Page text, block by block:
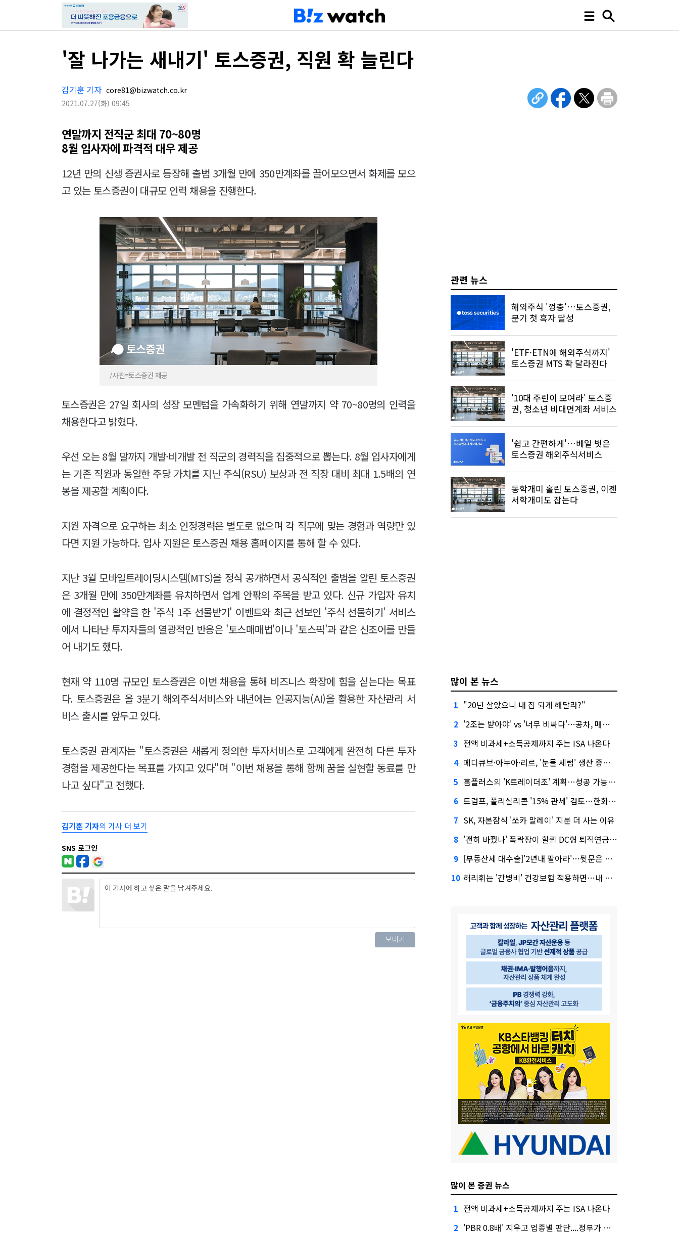
'잘 나가는 새내기' 토스증권, 직원 확 늘린다
김기훈 기자 core81@bizwatch.co.kr
2021.07.27(화) 09:45
연말까지 전직군 최대 70~80명
8월 입사자에 파격적 대우 제공
12년 만의 신생 증권사로 등장해 출범 3개월 만에 350만계좌를 끌어모으면서 화제를 모으
고 있는 토스증권이 대규모 인력 채용을 진행한다.
/사진=토스증권 제공
토스증권은 27일 회사의 성장 모멘텀을 가속화하기 위해 연말까지 약 70~80명의 인력을
채용한다고 밝혔다.
우선 오는 8월 말까지 개발·비개발 전 직군의 경력직을 집중적으로 뽑는다. 8월 입사자에게
는 기존 직원과 동일한 주당 가치를 지닌 주식(RSU) 보상과 전 직장 대비 최대 1.5배의 연
봉을 제공할 계획이다.
지원 자격으로 요구하는 최소 인정경력은 별도로 없으며 각 직무에 맞는 경험과 역량만 있
다면 지원 가능하다. 입사 지원은 토스증권 채용 홈페이지를 통해 할 수 있다.
지난 3월 모바일트레이딩시스템(MTS)을 정식 공개하면서 공식적인 출범을 알린 토스증권
은 3개월 만에 350만계좌를 유치하면서 업계 안팎의 주목을 받고 있다. 신규 가입자 유치
에 결정적인 활약을 한 '주식 1주 선물받기' 이벤트와 최근 선보인 '주식 선물하기' 서비스
에서 나타난 투자자들의 열광적인 반응은 '토스매매법'이나 '토스픽'과 같은 신조어를 만들
어 내기도 했다.
현재 약 110명 규모인 토스증권은 이번 채용을 통해 비즈니스 확장에 힘을 싣는다는 목표
다. 토스증권은 올 3분기 해외주식서비스와 내년에는 인공지능(AI)을 활용한 자산관리 서
비스 출시를 앞두고 있다.
토스증권 관계자는 "토스증권은 새롭게 정의한 투자서비스로 고객에게 완전히 다른 투자
경험을 제공한다는 목표를 가지고 있다"며 "이번 채용을 통해 함께 꿈을 실현할 동료를 만
나고 싶다"고 전했다.
김기훈 기자의 기사 더 보기
SNS 로그인
관련 뉴스
해외주식 '껑충'…토스증권,
분기 첫 흑자 달성
'ETF·ETN에 해외주식까지'
토스증권 MTS 확 달라진다
'10대 주린이 모여라' 토스증
권, 청소년 비대면계좌 서비스
'쉽고 간편하게'…베일 벗은
토스증권 해외주식서비스
동학개미 홀린 토스증권, 이젠
서학개미도 잡는다
많이 본 뉴스
1 "20년 살았으니 내 집 되게 해달라?"
2 '2조는 받아야' vs '너무 비싸다'…공차, 매각 성공할까
3 전액 비과세+소득공제까지 주는 ISA 나온다
4 메디큐브·아누아·리르, '눈물 세럼' 생산 중단한다
5 홈플러스의 'K트레이더조' 계획…성공 가능성은 '글쎄'
6 트럼프, 폴리실리콘 '15% 관세' 검토…한화큐셀·OCI 영향은?
7 SK, 자본잠식 '쏘카 말레이' 지분 더 사는 이유
8 '괜히 바꿨나' 폭락장이 할퀸 DC형 퇴직연금…전문가 조언은
9 [부동산세 대수술]'2년내 팔아라'…뒷문은 열었다
10 허리휘는 '간병비' 건강보험 적용하면…내 간병보험은?
많이 본 증권 뉴스
1 전액 비과세+소득공제까지 주는 ISA 나온다
2 'PBR 0.8배' 지우고 업종별 판단....정부가 제시한 '주가 누르기' 방지법